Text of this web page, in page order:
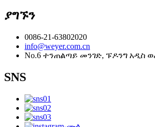
ያግኙን
0086-21-63802020
info@weyer.com.cn
No.6 ተንጠልጣይ መንገድ, ፑዶንግ አዲስ
SNS